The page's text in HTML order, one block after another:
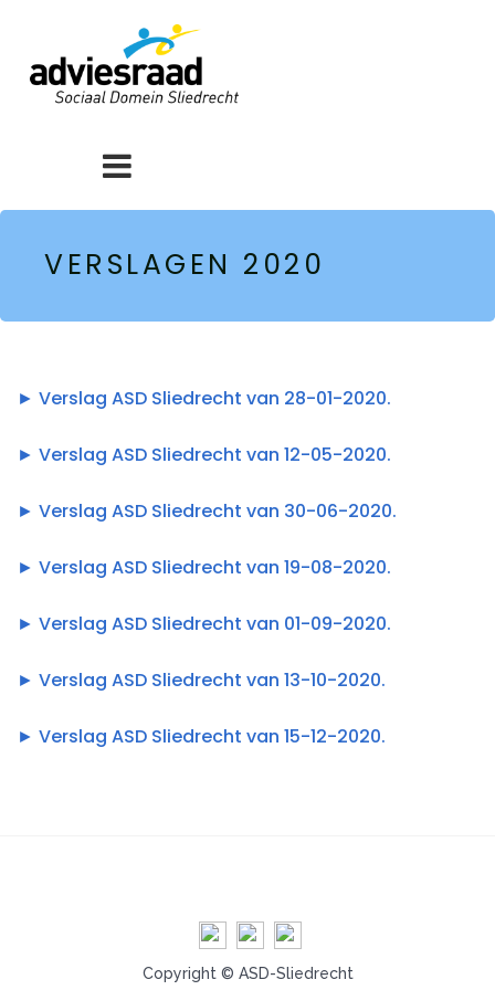
VERSLAGEN 2020
► Verslag ASD Sliedrecht van 28-01-2020.
► Verslag ASD Sliedrecht van 12-05-2020.
► Verslag ASD Sliedrecht van 30-06-2020.
► Verslag ASD Sliedrecht van 19-08-2020.
► Verslag ASD Sliedrecht van 01-09-2020.
► Verslag ASD Sliedrecht van 13-10-2020.
► Verslag ASD Sliedrecht van 15-12-2020.
Copyright © ASD-Sliedrecht